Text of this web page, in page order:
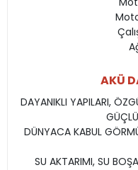
AKÜ
DAYANIKLI YAPILARI,
DÜNYACA KABUL
SU AKTARIMI, SU